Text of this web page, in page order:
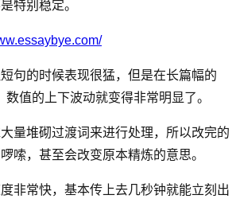
特别稳定。
句的时候表现很猛，但是在长篇幅的
数值的上下波动就变得非常明显了。
量堆砌过渡词来进行处理，所以改完的
嗦，甚至会改变原本精炼的意思。
非常快，基本传上去几秒钟就能立刻出